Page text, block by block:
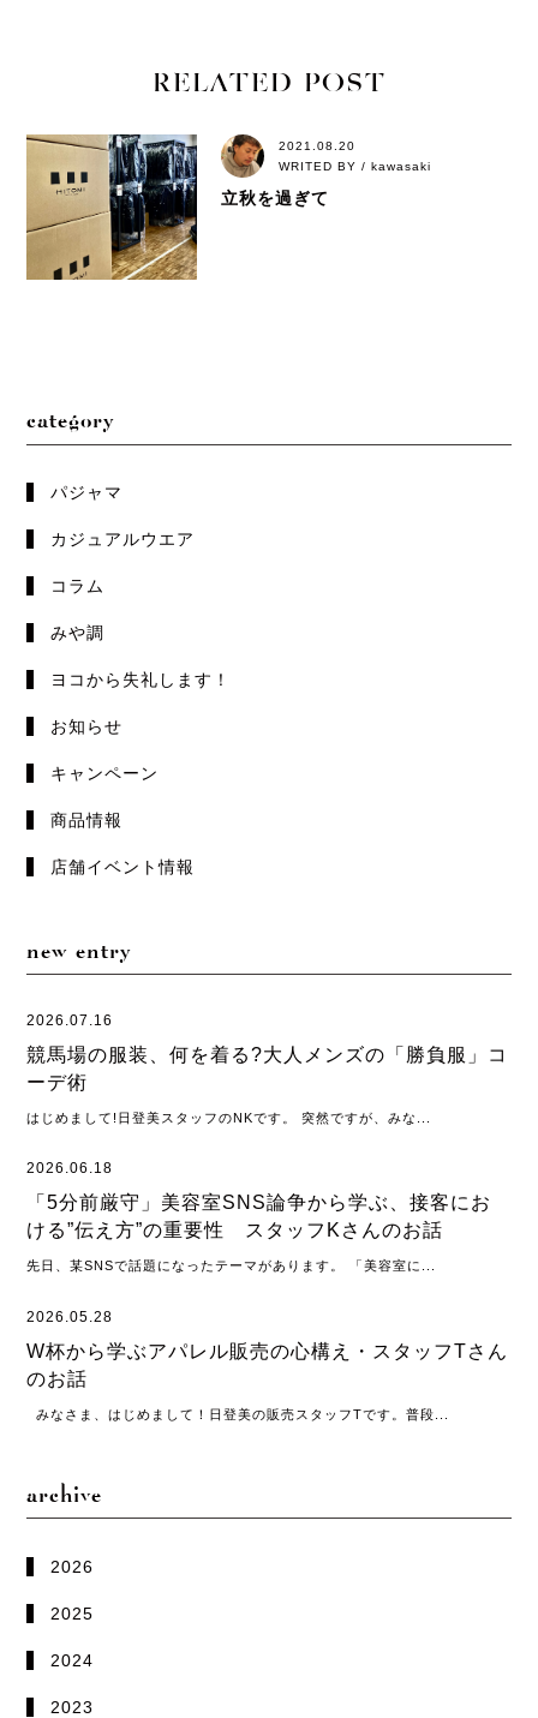
RELATED POST
2021.08.20
WRITED BY / kawasaki
立秋を過ぎて
category
パジャマ
カジュアルウエア
コラム
みや調
ヨコから失礼します！
お知らせ
キャンペーン
商品情報
店舗イベント情報
new entry
2026.07.16
競馬場の服装、何を着る?大人メンズの「勝負服」コ
ーデ術
はじめまして!日登美スタッフのNKです。 突然ですが、みな...
2026.06.18
「5分前厳守」美容室SNS論争から学ぶ、接客にお
ける”伝え方”の重要性 スタッフKさんのお話
先日、某SNSで話題になったテーマがあります。 「美容室に...
2026.05.28
W杯から学ぶアパレル販売の心構え・スタッフTさん
のお話
みなさま、はじめまして！日登美の販売スタッフTです。普段...
archive
2026
2025
2024
2023